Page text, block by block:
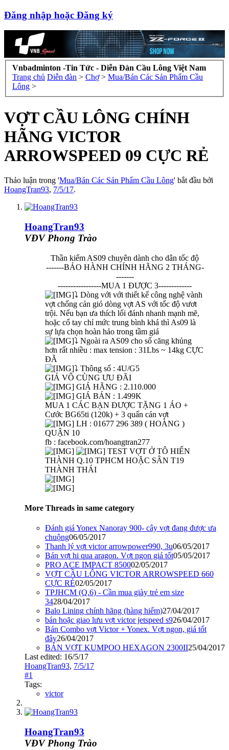
Đăng nhập hoặc Đăng ký
Vnbadminton -Tin Tức - Diễn Đàn Cầu Lông Việt Nam
Trang chủ Diễn đàn > Chợ > Mua/Bán Các Sản Phẩm Cầu
Lông >
VỢT CẦU LÔNG CHÍNH
HÃNG VICTOR
ARROWSPEED 09 CỰC RẺ
Thảo luận trong 'Mua/Bán Các Sản Phẩm Cầu Lông' bắt đầu bởi
HoangTran93, 7/5/17.
HoangTran93
VĐV Phong Trào
Thần kiếm AS09 chuyên dành cho dân tốc độ
-------BẢO HÀNH CHÍNH HÃNG 2 THÁNG-
-------
-----------------MUA 1 ĐƯỢC 3-------------​
⤵ Dòng với với thiết kế công nghệ vành
vợt chống cản gió dòng vợt AS với tốc độ vươt
trội. Nếu bạn ưa thích lối đánh nhanh mạnh mẽ,
hoặc cổ tay chỉ mức trung bình khá thì As09 là
sự lựa chọn hoàn hảo trong tầm giá
⤵ Ngoài ra AS09 cho số căng khủng
hơn rất nhiều : max tension : 31Lbs ~ 14kg CỰC
ĐÃ
⤵ Thông số : 4U/G5
GIÁ VÔ CÙNG ƯU ĐÃI
GIÁ HÃNG : 2.110.000
GIÁ BÁN : 1.499K
MUA 1 CÁC BẠN ĐƯỢC TẶNG 1 ÁO +
Cước BG65ti (120k) + 3 quấn cán vợt
LH : 01677 296 389 ( HOÀNG )
QUẬN 10
fb : facebook.com/hoangtran277
TEST VỢT Ở TÔ HIẾN
THÀNH Q.10 TPHCM HOẶC SÂN T19
THÀNH THÁI
More Threads in same category
Đánh giá Yonex Nanoray 900- cây vợt đang được ưa
chuộng06/05/2017
Thanh lý vợt victor arrowpower990, 3u06/05/2017
Bán vợt hi qua aragon. Vợt ngon giá tốt05/05/2017
PRO ACE IMPACT 850002/05/2017
VỢT CẦU LÔNG VICTOR ARROWSPEED 660
CỰC RẺ02/05/2017
TPJHCM (Q.6) - Cần mua giày trẻ em size
3428/04/2017
Balo Lining chính hãng (hàng hiếm)27/04/2017
bán hoặc giao lưu vợt victor jetspeed s926/04/2017
Bán Combo vợt Victor + Yonex. Vợt ngon, giá tốt
đây26/04/2017
BÁN VỢT KUMPOO HEXAGON 2300II25/04/2017
Last edited: 16/5/17
HoangTran93, 7/5/17
#1
Tags:
victor
HoangTran93
VĐV Phong Trào